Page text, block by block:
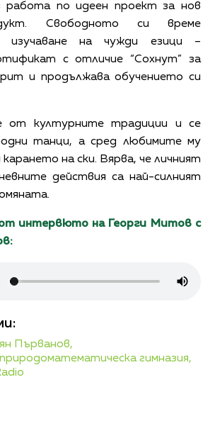
работа по идеен проект за нов
Свободното си време
изучаване на чужди езици –
с отличие “Сохнут” за
и продължава обучението си
от културните традиции и се
танци, а сред любимите му
на ски. Вярва, че личният
действия са най-силният
интервюто на Георги Митов с
Първанов,
гимназия,